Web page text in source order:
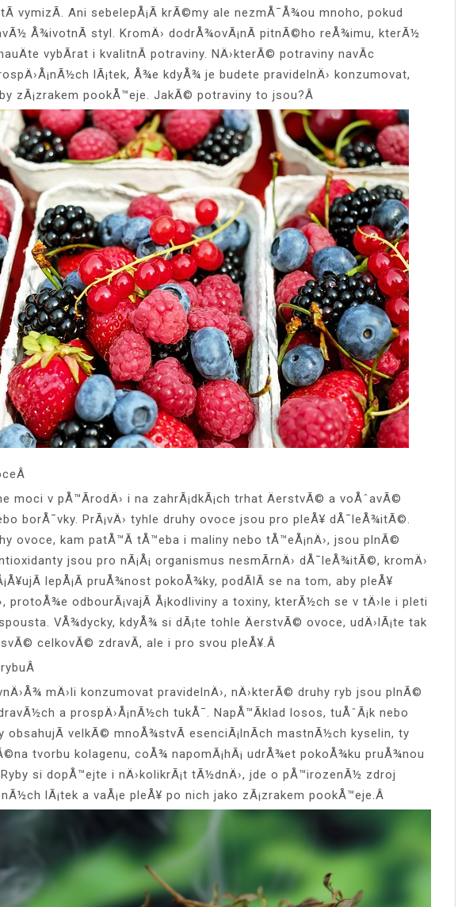
vymizÃ­. Ani sebelepÅ¡Ã­ krÃ©my ale nezmÅ¯Å¾ou mnoho, pokud
Å¾ivotnÃ­ styl. KromÄ› dodrÅ¾ovÃ¡nÃ­ pitnÃ©ho reÅ¾imu, kterÃ½
vybÃ­rat i kvalitnÃ­ potraviny. NÄ›kterÃ© potraviny navÃ­c
lÃ¡tek, Å¾e kdyÅ¾ je budete pravidelnÄ› konzumovat,
zÃ¡zrakem pookÅ™eje. JakÃ© potraviny to jsou?Â
moci v pÅ™Ã­rodÄ› i na zahrÃ¡dkÃ¡ch trhat ÄerstvÃ© a voÅˆavÃ©
borÅ¯vky. PrÃ¡vÄ› tyhle druhy ovoce jsou pro pleÅ¥ dÅ¯leÅ¾itÃ©.
ovoce, kam patÅ™Ã­ tÅ™eba i maliny nebo tÅ™eÅ¡nÄ›, jsou plnÃ©
jsou pro nÃ¡Å¡ organismus nesmÃ­rnÄ› dÅ¯leÅ¾itÃ©, kromÄ›
lepÅ¡Ã­ pruÅ¾nost pokoÅ¾ky, podÃ­lÃ­ se na tom, aby pleÅ¥
protoÅ¾e odbourÃ¡vajÃ­ Å¡kodliviny a toxiny, kterÃ½ch se v tÄ›le i pleti
VÅ¾dycky, kdyÅ¾ si dÃ¡te tohle ÄerstvÃ© ovoce, udÄ›lÃ¡te tak
celkovÃ© zdravÃ­, ale i pro svou pleÅ¥.Â
mÄ›li konzumovat pravidelnÄ›, nÄ›kterÃ© druhy ryb jsou plnÃ©
a prospÄ›Å¡nÃ½ch tukÅ¯. NapÅ™Ã­klad losos, tuÅˆÃ¡k nebo
obsahujÃ­ velkÃ© mnoÅ¾stvÃ­ esenciÃ¡lnÃ­ch mastnÃ½ch kyselin, ty
tvorbu kolagenu, coÅ¾ napomÃ¡hÃ¡ udrÅ¾et pokoÅ¾ku pruÅ¾nou
si dopÅ™ejte i nÄ›kolikrÃ¡t tÃ½dnÄ›, jde o pÅ™irozenÃ½ zdroj
lÃ¡tek a vaÅ¡e pleÅ¥ po nich jako zÃ¡zrakem pookÅ™eje.Â